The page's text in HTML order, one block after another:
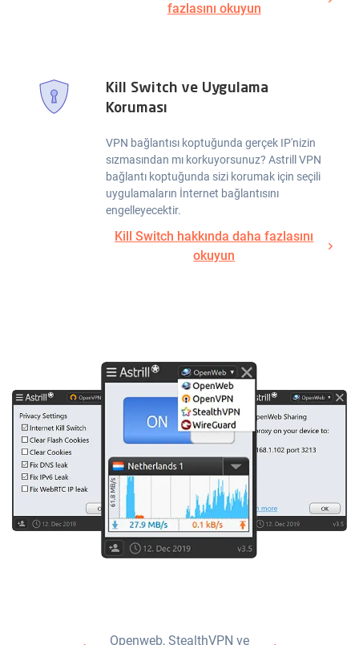
fazlasını okuyun
Kill Switch ve Uygulama
Koruması
VPN bağlantısı koptuğunda gerçek IP'nizin
sızmasından mı korkuyorsunuz? Astrill VPN
bağlantı koptuğunda sizi korumak için seçili
uygulamaların İnternet bağlantısını
engelleyecektir.
Kill Switch hakkında daha fazlasını
okuyun
Openweb, StealthVPN ve